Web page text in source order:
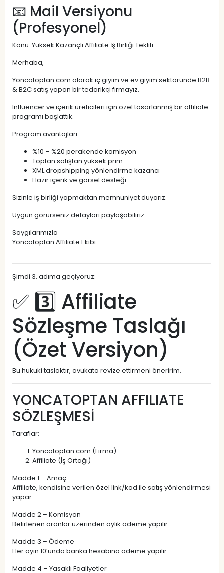
📧 Mail Versiyonu
(Profesyonel)
Konu: Yüksek Kazançlı Affiliate İş Birliği Teklifi
Merhaba,
Yoncatoptan.com olarak iç giyim ve ev giyim sektöründe B2B
& B2C satış yapan bir tedarikçi firmayız.
Influencer ve içerik üreticileri için özel tasarlanmış bir affiliate
programı başlattık.
Program avantajları:
%10 – %20 perakende komisyon
Toptan satıştan yüksek prim
XML dropshipping yönlendirme kazancı
Hazır içerik ve görsel desteği
Sizinle iş birliği yapmaktan memnuniyet duyarız.
Uygun görürseniz detayları paylaşabiliriz.
Saygılarımızla
Yoncatoptan Affiliate Ekibi
Şimdi 3. adıma geçiyoruz:
✅ 3️⃣ Affiliate
Sözleşme Taslağı
(Özet Versiyon)
Bu hukuki taslaktır, avukata revize ettirmeni öneririm.
YONCATOPTAN AFFILIATE
SÖZLEŞMESİ
Taraflar:
Yoncatoptan.com (Firma)
Affiliate (İş Ortağı)
Madde 1 – Amaç
Affiliate, kendisine verilen özel link/kod ile satış yönlendirmesi
yapar.
Madde 2 – Komisyon
Belirlenen oranlar üzerinden aylık ödeme yapılır.
Madde 3 – Ödeme
Her ayın 10’unda banka hesabına ödeme yapılır.
Madde 4 – Yasaklı Faaliyetler